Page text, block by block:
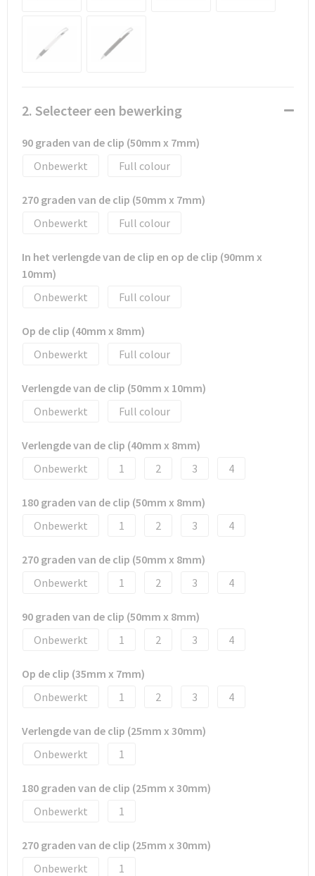
Duffeltassen
Reistassen
2. Selecteer een bewerking
90 graden van de clip (50mm x 7mm)
Onbewerkt
Full colour
270 graden van de clip (50mm x 7mm)
Onbewerkt
Full colour
In het verlengde van de clip en op de clip (90mm x
10mm)
Onbewerkt
Full colour
Op de clip (40mm x 8mm)
Onbewerkt
Full colour
Verlengde van de clip (50mm x 10mm)
Onbewerkt
Full colour
Verlengde van de clip (40mm x 8mm)
Onbewerkt
1 2 3 4
180 graden van de clip (50mm x 8mm)
Onbewerkt
1 2 3 4
270 graden van de clip (50mm x 8mm)
Onbewerkt
1 2 3 4
90 graden van de clip (50mm x 8mm)
Onbewerkt
1 2 3 4
Op de clip (35mm x 7mm)
Onbewerkt
1 2 3 4
Verlengde van de clip (25mm x 30mm)
Onbewerkt
1
180 graden van de clip (25mm x 30mm)
Onbewerkt
1
270 graden van de clip (25mm x 30mm)
Onbewerkt
1